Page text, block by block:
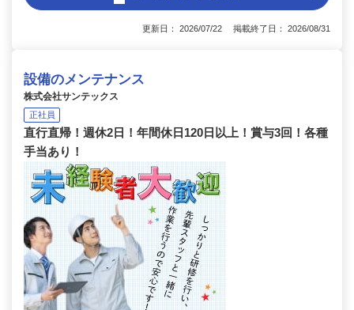
更新日： 2026/07/22 掲載終了日： 2026/08/31
設備のメンテナンス
株式会社サンテックス
正社員
直行直帰！週休2日！年間休日120日以上！賞与3回！各種
手当あり！